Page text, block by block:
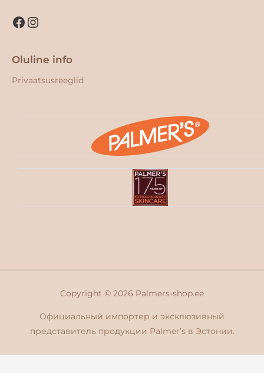
Oluline info
Privaatsusreeglid
Copyright © 2026 Palmers-shop.ee
Официальный импортер и эксклюзивный
представитель продукции Palmer’s в Эстонии.